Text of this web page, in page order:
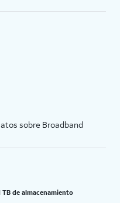
sobre Broadband
TB de almacenamiento